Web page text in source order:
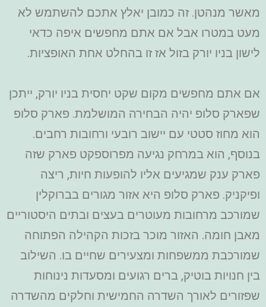
מאשר מנהטן. זה כמובן יאלץ אתכם להשתמש לא
מעט במטרו אבל אם אתם מחפשים איפה כדאי
לישון בניו יורק בזול אז זו בהחלט אחת האופציות.
אם אתם מחפשים מקום שקט יחסית בניו יורק, ייתכן
שפארק סלופ יהיה הבחירה המושלמת. פארק סלופ
הוא מחוז סטטי עם יישוב רובעי ורחובות רחבים.
בנוסף, הוא במרחק נגיעה מפרוספקט פארק שזה
פארק ענק שמגיעים אליו להופעות חיות, ריצה
ופיקניק. פארק סלופ היא אזור מגורים בברוקלין
שמורכב מרחובות מעוטרים בעצים ובתים היסטוריים
מאבן חומה. האזור מוכר בזכות הקהילה הפתוחה
שמורכבת ממשפחות ומצעירים שחיים בו. השילוב
בין חנויות בוטיק, ברים רגועים ומסעדות נינוחות
שפזורים לאורך השדרה החמישית וחלקים מהשדרה